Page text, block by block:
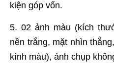
kiện góp vốn.
5. 02 ảnh màu (kích
nền trắng, mặt nhìn
kính màu), ảnh chụp